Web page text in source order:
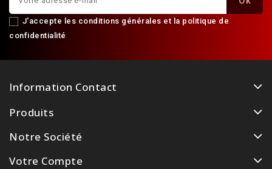
J'accepte les conditions générales et la politique de
confidentialité
Information Contact
Produits
Notre Société
Votre Compte